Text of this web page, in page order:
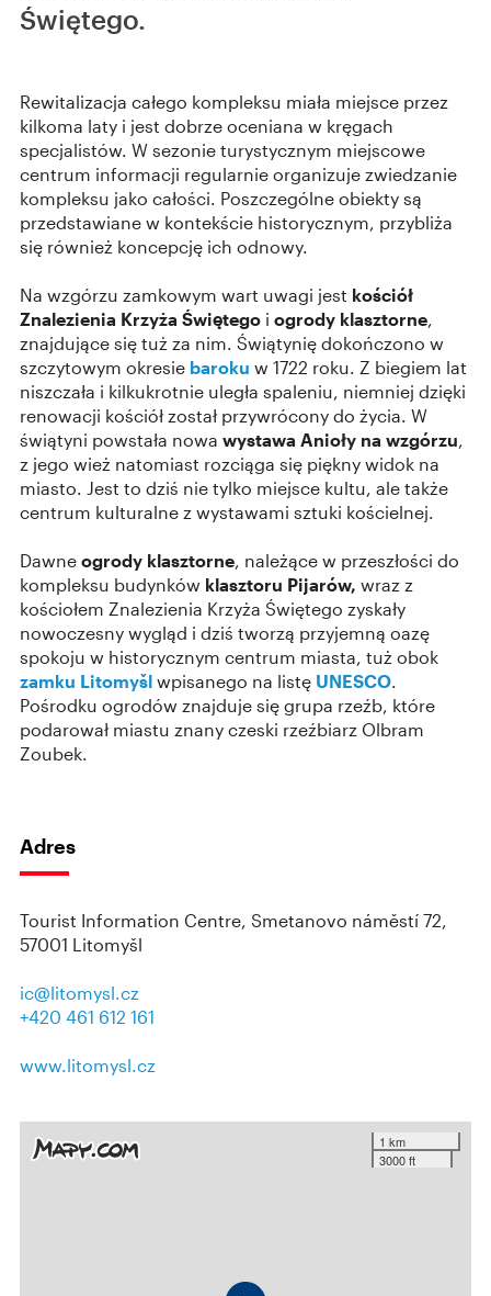
Świętego.
Rewitalizacja całego kompleksu miała miejsce przez
kilkoma laty i jest dobrze oceniana w kręgach
specjalistów. W sezonie turystycznym miejscowe
centrum informacji regularnie organizuje zwiedzanie
kompleksu jako całości. Poszczególne obiekty są
przedstawiane w kontekście historycznym, przybliża
się również koncepcję ich odnowy.
Na wzgórzu zamkowym wart uwagi jest kościół
Znalezienia Krzyża Świętego i ogrody klasztorne,
znajdujące się tuż za nim. Świątynię dokończono w
szczytowym okresie baroku w 1722 roku. Z biegiem lat
niszczała i kilkukrotnie uległa spaleniu, niemniej dzięki
renowacji kościół został przywrócony do życia. W
świątyni powstała nowa wystawa Anioły na wzgórzu,
z jego wież natomiast rozciąga się piękny widok na
miasto. Jest to dziś nie tylko miejsce kultu, ale także
centrum kulturalne z wystawami sztuki kościelnej.
Dawne ogrody klasztorne, należące w przeszłości do
kompleksu budynków klasztoru Pijarów, wraz z
kościołem Znalezienia Krzyża Świętego zyskały
nowoczesny wygląd i dziś tworzą przyjemną oazę
spokoju w historycznym centrum miasta, tuż obok
zamku Litomyšl wpisanego na listę UNESCO.
Pośrodku ogrodów znajduje się grupa rzeźb, które
podarował miastu znany czeski rzeźbiarz Olbram
Zoubek.
Adres
Tourist Information Centre, Smetanovo náměstí 72,
57001 Litomyšl
ic@litomysl.cz
+420 461 612 161
www.litomysl.cz
1 km
3000 ft